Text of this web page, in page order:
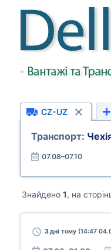
CZ-UZ
Транспорт:
07.08–07.10
Знайдено 1, на
3 дні тому (14:47